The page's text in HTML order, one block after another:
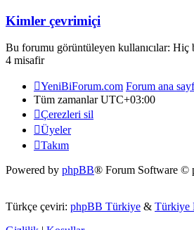
Kimler çevrimiçi
Bu forumu görüntüleyen kullanıcılar: Hiç
4 misafir
YeniBiForum.com Forum ana
Tüm zamanlarUTC+03:00
Çerezleri sil
Üyeler
Takım
Powered by phpBB® Forum Software ©
Türkçe çeviri: phpBB Türkiye & Türkiye